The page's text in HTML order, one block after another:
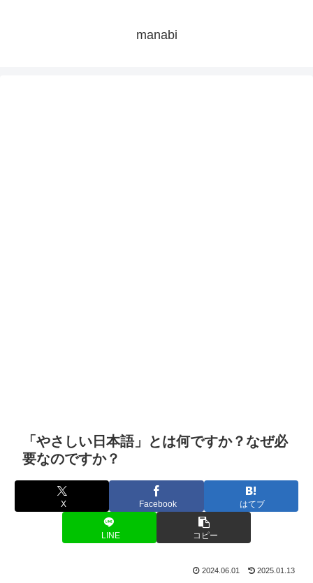
manabi
「やさしい日本語」とは何ですか？なぜ必
要なのですか？
X Facebook はてブ
LINE コピー
2024.06.01 2025.01.13